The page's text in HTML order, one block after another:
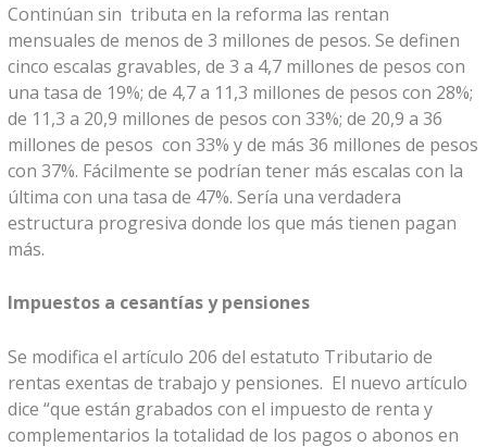
Continúan sin tributa en la reforma las rentan
mensuales de menos de 3 millones de pesos. Se definen
cinco escalas gravables, de 3 a 4,7 millones de pesos con
una tasa de 19%; de 4,7 a 11,3 millones de pesos con 28%;
de 11,3 a 20,9 millones de pesos con 33%; de 20,9 a 36
millones de pesos con 33% y de más 36 millones de pesos
con 37%. Fácilmente se podrían tener más escalas con la
última con una tasa de 47%. Sería una verdadera
estructura progresiva donde los que más tienen pagan
más.
Impuestos a cesantías y pensiones
Se modifica el artículo 206 del estatuto Tributario de
rentas exentas de trabajo y pensiones. El nuevo artículo
dice “que están grabados con el impuesto de renta y
complementarios la totalidad de los pagos o abonos en